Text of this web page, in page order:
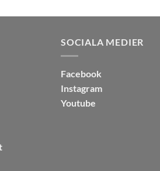
SOCIALA MEDIER
Facebook
Instagram
Youtube